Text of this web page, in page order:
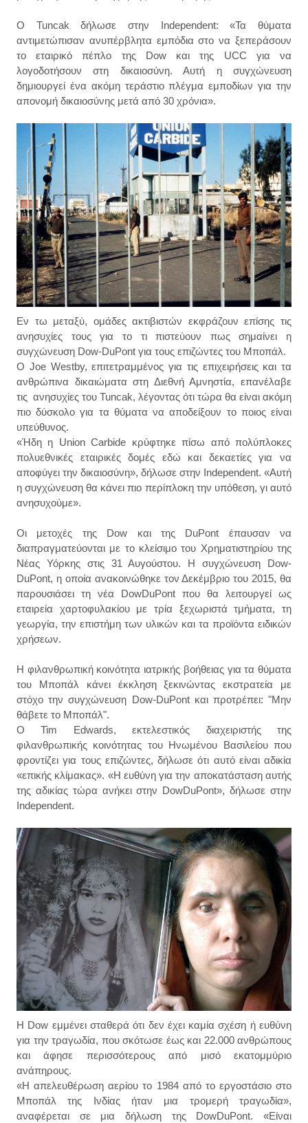
Ο Tuncak δήλωσε στην Independent: «Τα θύματα
αντιμετώπισαν ανυπέρβλητα εμπόδια στο να ξεπεράσουν
το εταιρικό πέπλο της Dow και της UCC για να
λογοδοτήσουν στη δικαιοσύνη. Αυτή η συγχώνευση
δημιουργεί ένα ακόμη τεράστιο πλέγμα εμποδίων για την
απονομή δικαιοσύνης μετά από 30 χρόνια».
Εν τω μεταξύ, ομάδες ακτιβιστών εκφράζουν επίσης τις
ανησυχίες τους για το τι πιστεύουν πως σημαίνει η
συγχώνευση Dow-DuPont για τους επιζώντες του Μποπάλ.
Ο Joe Westby, επιτετραμμένος για τις επιχειρήσεις και τα
ανθρώπινα δικαιώματα στη Διεθνή Αμνηστία, επανέλαβε
τις ανησυχίες του Tuncak, λέγοντας ότι τώρα θα είναι ακόμη
πιο δύσκολο για τα θύματα να αποδείξουν το ποιος είναι
υπεύθυνος.
«Ήδη η Union Carbide κρύφτηκε πίσω από πολύπλοκες
πολυεθνικές εταιρικές δομές εδώ και δεκαετίες για να
αποφύγει την δικαιοσύνη», δήλωσε στην Independent. «Αυτή
η συγχώνευση θα κάνει πιο περίπλοκη την υπόθεση, γι αυτό
ανησυχούμε».
Οι μετοχές της Dow και της DuPont έπαυσαν να
διαπραγματεύονται με το κλείσιμο του Χρηματιστηρίου της
Νέας Υόρκης στις 31 Αυγούστου. Η συγχώνευση Dow-
DuPont, η οποία ανακοινώθηκε τον Δεκέμβριο του 2015, θα
παρουσιάσει τη νέα DowDuPont που θα λειτουργεί ως
εταιρεία χαρτοφυλακίου με τρία ξεχωριστά τμήματα, τη
γεωργία, την επιστήμη των υλικών και τα προϊόντα ειδικών
χρήσεων.
Η φιλανθρωπική κοινότητα ιατρικής βοήθειας για τα θύματα
του Μποπάλ κάνει έκκληση ξεκινώντας εκστρατεία με
στόχο την συγχώνευση Dow-DuPont και προτρέπει: "Μην
θάβετε το Μποπάλ".
Ο Tim Edwards, εκτελεστικός διαχειριστής της
φιλανθρωπικής κοινότητας του Ηνωμένου Βασιλείου που
φροντίζει για τους επιζώντες, δήλωσε ότι αυτό είναι αδικία
«επικής κλίμακας». «Η ευθύνη για την αποκατάσταση αυτής
της αδικίας τώρα ανήκει στην DowDuPont», δήλωσε στην
Independent.
Η Dow εμμένει σταθερά ότι δεν έχει καμία σχέση ή ευθύνη
για την τραγωδία, που σκότωσε έως και 22.000 ανθρώπους
και άφησε περισσότερους από μισό εκατομμύριο
ανάπηρους.
«Η απελευθέρωση αερίου το 1984 από το εργοστάσιο στο
Μποπάλ της Ινδίας ήταν μια τρομερή τραγωδία»,
αναφέρεται σε μια δήλωση της DowDuPont. «Είναι